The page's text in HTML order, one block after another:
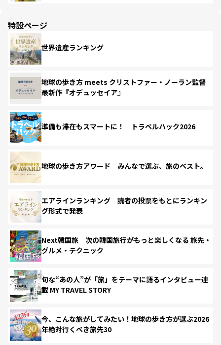
特設ページ
世界遺産ランキング
地球の歩き方 meets クリストファー・ノーラン監督
最新作『オデュッセイア』
準備も滞在もスマートに！ トラベルハック2026
地球の歩き方アワード みんなで選ぶ、旅のベスト。
エアラインランキング 読者の投票をもとにランキン
グ形式で発表
Next韓国旅 次の韓国旅行がもっと楽しくなる 旅先・
グルメ・テクニック
旬な“あの人”が「旅」をテーマに語るインタビュー連
載 MY TRAVEL STORY
今、こんな旅がしてみたい！地球の歩き方が選ぶ2026
年絶対行くべき旅先30